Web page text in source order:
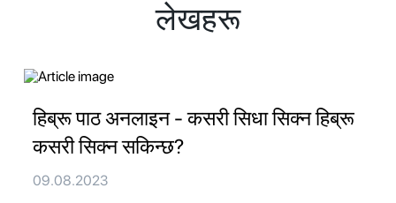
लेखहरू
हिब्रू पाठ अनलाइन - कसरी सिधा सिक्न हिब्रू
कसरी सिक्न सकिन्छ?
09.08.2023